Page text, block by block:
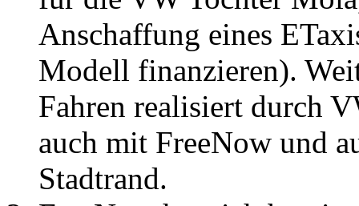
Anschaffung eines
Modell finanzieren).
Fahren realisiert durch
auch mit FreeNow und
Stadtrand.